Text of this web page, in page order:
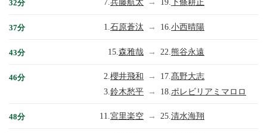
32分 7. 兵藤航太 → 19. 下條耕正
37分 1. 石原蒼汰 → 16. 小西晴陽
43分 15. 森雅哉 → 22. 熊谷永遠
46分 2. 櫻井飛和 → 17. 髙野大志
3. 鈴木愁平 → 18. ポレビリアミマロロ
48分 11. 宮里楽空 → 25. 清水海翔